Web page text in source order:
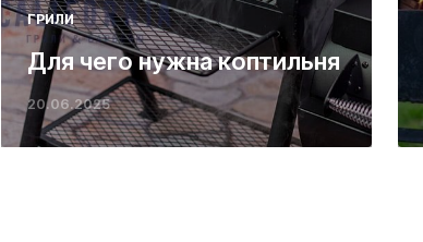
ГРИЛИ
Для чего нужна коптильня
20.06.2025